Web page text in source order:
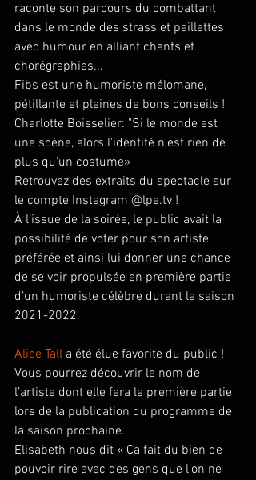
raconte son parcours du combattant
dans le monde des strass et paillettes
avec humour en alliant chants et
chorégraphies...
Fibs est une humoriste mélomane,
pétillante et pleines de bons conseils !
Charlotte Boisselier: "Si le monde est
une scène, alors l'identité n'est rien de
plus qu'un costume»
Retrouvez des extraits du spectacle sur
le compte Instagram @lpe.tv !
À l’issue de la soirée, le public avait la
possibilité de voter pour son artiste
préférée et ainsi lui donner une chance
de se voir propulsée en première partie
d’un humoriste célèbre durant la saison
2021-2022.
Alice Tall a été élue favorite du public !
Vous pourrez découvrir le nom de
l’artiste dont elle fera la première partie
lors de la publication du programme de
la saison prochaine.
Elisabeth nous dit « Ça fait du bien de
pouvoir rire avec des gens que l’on ne